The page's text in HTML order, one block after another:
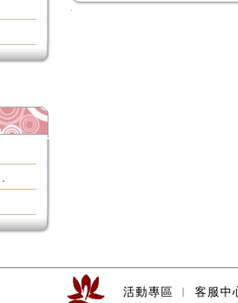
活動專區 ︱ 客服中